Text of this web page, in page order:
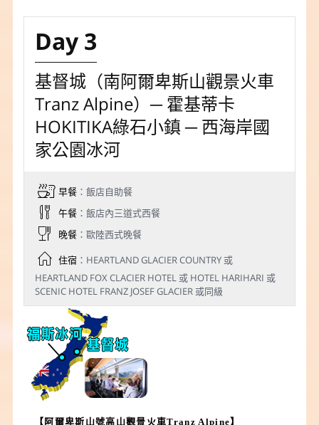
Day 3
基督城（南阿爾卑斯山觀景火車
Tranz Alpine）─ 霍基蒂卡
HOKITIKA綠石小鎮 ─ 西海岸國
家公園冰河
早餐：飯店自助餐
午餐：飯店內三道式西餐
晚餐：歐陸西式晚餐
住宿：HEARTLAND GLACIER COUNTRY 或
HEARTLAND FOX CLACIER HOTEL 或 HOTEL HARIHARI 或
SCENIC HOTEL FRANZ JOSEF GLACIER 或同級
【阿爾卑斯山號高山觀景火車Tranz Alpine】